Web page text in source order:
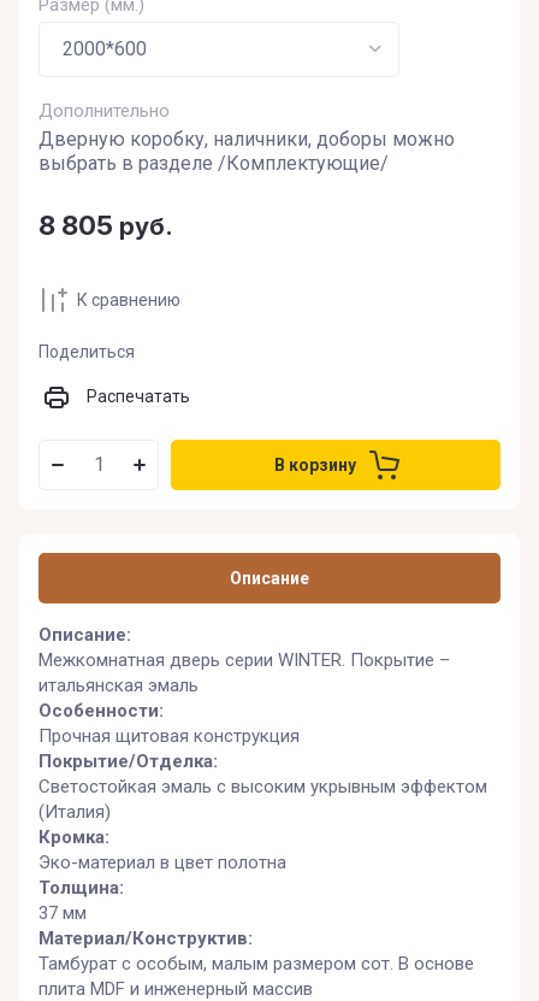
Размер (мм.)
Дополнительно
Дверную коробку, наличники, доборы можно
выбрать в разделе /Комплектующие/
8 805 руб.
К сравнению
Поделиться
Распечатать
В корзину
Описание
Описание:
Межкомнатная дверь серии WINTER. Покрытие –
итальянская эмаль
Особенности:
Прочная щитовая конструкция
Покрытие/Отделка:
Светостойкая эмаль с высоким укрывным эффектом
(Италия)
Кромка:
Эко-материал в цвет полотна
Толщина:
37 мм
Материал/Конструктив:
Тамбурат с особым, малым размером сот. В основе
плита MDF и инженерный массив